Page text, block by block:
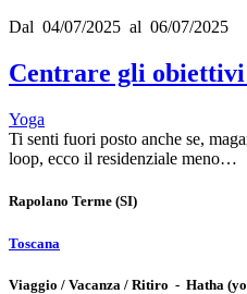
Dal 04/07/2025 al 06/07/2025
Centrare gli obiettivi
Yoga
Ti senti fuori posto anche se,
loop, ecco il residenziale meno…
Rapolano Terme (SI)
Toscana
Viaggio / Vacanza / Ritiro - Hatha